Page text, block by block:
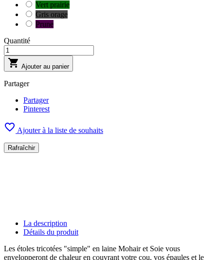
Vert prairie
Gris orage
Prune
Quantité
 Ajouter au panier
Partager
Partager
Pinterest
 Ajouter à la liste de souhaits
La description
Détails du produit
Les étoles tricotées "simple" en laine Mohair et Soie vous
envelopperont de chaleur en couvrant votre cou, vos épaules et le